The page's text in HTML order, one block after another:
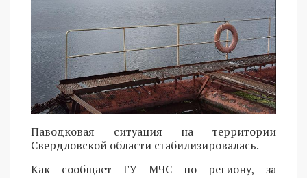
Паводковая ситуация на территории
Свердловской области стабилизировалась.
Как сообщает ГУ МЧС по региону, за